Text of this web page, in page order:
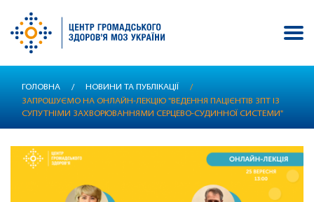
ГОЛОВНА / НОВИНИ ТА ПУБЛІКАЦІЇ
/
ЗАПРОШУЄМО НА ОНЛАЙН-ЛЕКЦІЮ "ВЕДЕННЯ ПАЦІЄНТІВ ЗПТ ІЗ
СУПУТНІМИ ЗАХВОРЮВАННЯМИ СЕРЦЕВО-СУДИННОЇ СИСТЕМИ"